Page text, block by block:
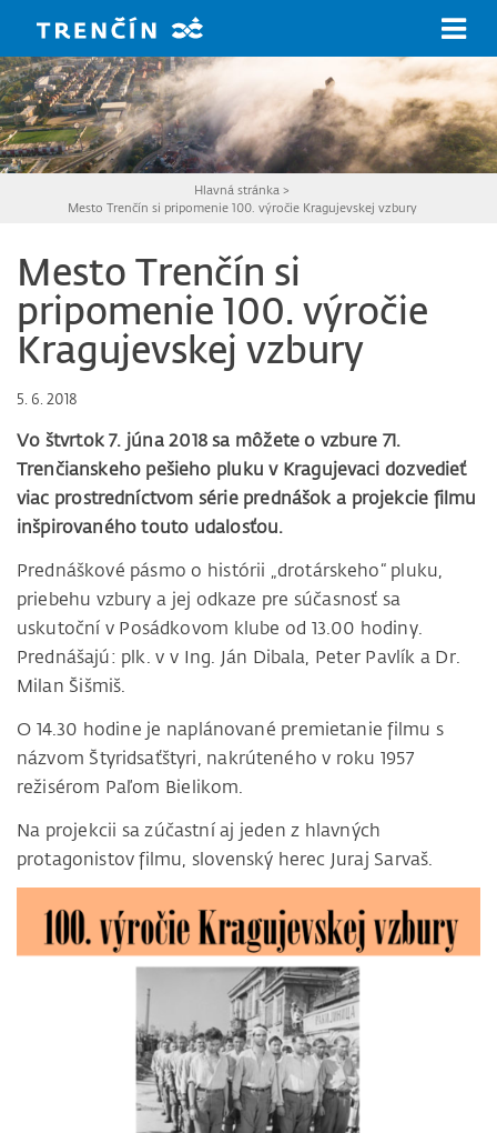
Hlavná stránka >
Mesto Trenčín si pripomenie 100. výročie Kragujevskej vzbury
Mesto Trenčín si
pripomenie 100. výročie
Kragujevskej vzbury
5. 6. 2018
Vo štvrtok 7. júna 2018 sa môžete o vzbure 71.
Trenčianskeho pešieho pluku v Kragujevaci dozvedieť
viac prostredníctvom série prednášok a projekcie filmu
inšpirovaného touto udalosťou.
Prednáškové pásmo o histórii „drotárskeho“ pluku,
priebehu vzbury a jej odkaze pre súčasnosť sa
uskutoční v Posádkovom klube od 13.00 hodiny.
Prednášajú: plk. v v Ing. Ján Dibala, Peter Pavlík a Dr.
Milan Šišmiš.
O 14.30 hodine je naplánované premietanie filmu s
názvom Štyridsaťštyri, nakrúteného v roku 1957
režisérom Paľom Bielikom.
Na projekcii sa zúčastní aj jeden z hlavných
protagonistov filmu, slovenský herec Juraj Sarvaš.